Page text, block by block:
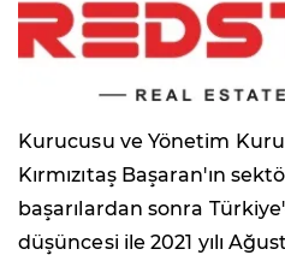
Kurucusu ve Yönetim
Kırmızıtaş Başaran'ın
başarılardan sonra
düşüncesi ile 2021 yılı